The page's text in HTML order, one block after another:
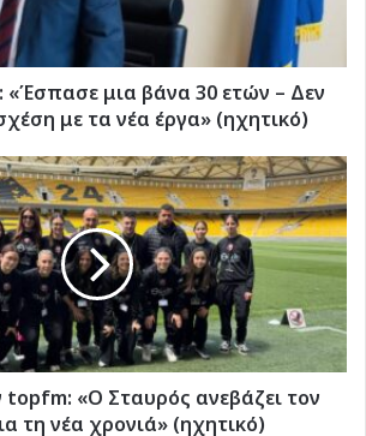
«Έσπασε μια βάνα 30 ετών – Δεν
με τα νέα έργα» (ηχητικό)
topfm: «Ο Σταυρός ανεβάζει τον
τη νέα χρονιά» (ηχητικό)